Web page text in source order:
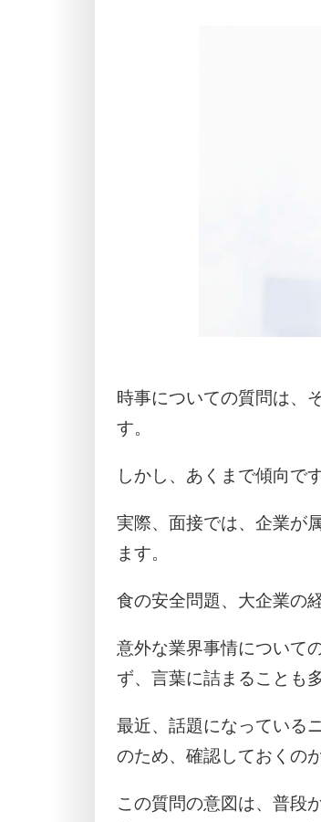
時事についての質問は、
す。
しかし、あくまで傾向です
実際、面接では、企業が
ます。
食の安全問題、大企業の
意外な業界事情について
ず、言葉に詰まることも
最近、話題になっている
のため、確認しておくの
この質問の意図は、普段